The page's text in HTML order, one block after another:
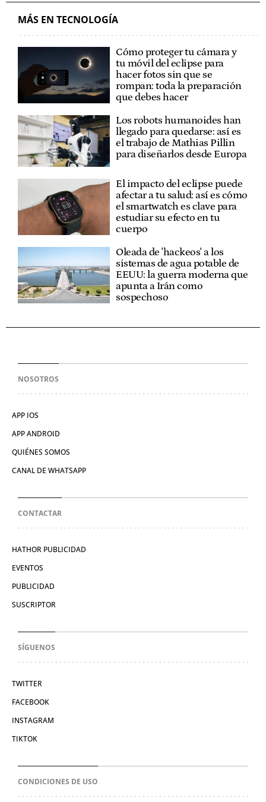
MÁS EN TECNOLOGÍA
Cómo proteger tu cámara y
tu móvil del eclipse para
hacer fotos sin que se
rompan: toda la preparación
que debes hacer
Los robots humanoides han
llegado para quedarse: así es
el trabajo de Mathias Pillin
para diseñarlos desde Europa
El impacto del eclipse puede
afectar a tu salud: así es cómo
el smartwatch es clave para
estudiar su efecto en tu
cuerpo
Oleada de 'hackeos' a los
sistemas de agua potable de
EEUU: la guerra moderna que
apunta a Irán como
sospechoso
NOSOTROS
APP IOS
APP ANDROID
QUIÉNES SOMOS
CANAL DE WHATSAPP
CONTACTAR
HATHOR PUBLICIDAD
EVENTOS
PUBLICIDAD
SUSCRIPTOR
SÍGUENOS
TWITTER
FACEBOOK
INSTAGRAM
TIKTOK
CONDICIONES DE USO